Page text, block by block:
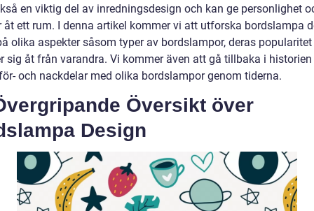
en viktig del av inredningsdesign och kan ge personlighet
åt ett rum. I denna artikel kommer vi att utforska bordslampa
olika aspekter såsom typer av bordslampor, deras
sig åt från varandra. Vi kommer även att gå tillbaka i
och nackdelar med olika bordslampor genom tiderna.
Översikt över
Design